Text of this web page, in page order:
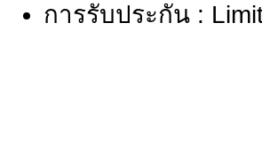
การรับประกัน :